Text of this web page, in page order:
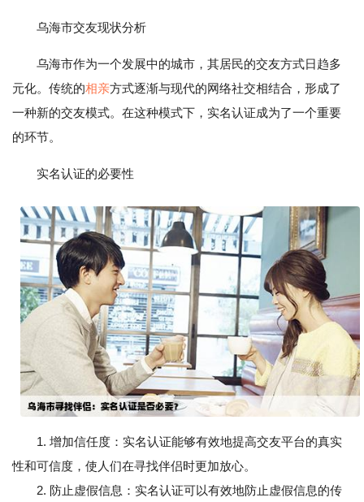
乌海市交友现状分析
乌海市作为一个发展中的城市，其居民的交友方式日趋多
元化。传统的相亲方式逐渐与现代的网络社交相结合，形成了
一种新的交友模式。在这种模式下，实名认证成为了一个重要
的环节。
实名认证的必要性
1. 增加信任度：实名认证能够有效地提高交友平台的真实
性和可信度，使人们在寻找伴侣时更加放心。
2. 防止虚假信息：实名认证可以有效地防止虚假信息的传